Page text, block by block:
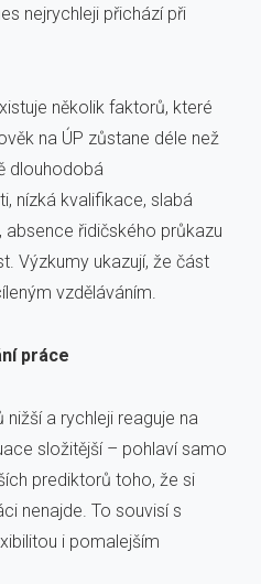
nejrychleji přichází při
několik faktorů, které
na ÚP zůstane déle než
dlouhodobá
nízká kvalifikace, slabá
absence řidičského průkazu
Výzkumy ukazují, že část
vzděláváním.
práce
a rychleji reaguje na
složitější – pohlaví samo
prediktorů toho, že si
nenajde. To souvisí s
i pomalejším